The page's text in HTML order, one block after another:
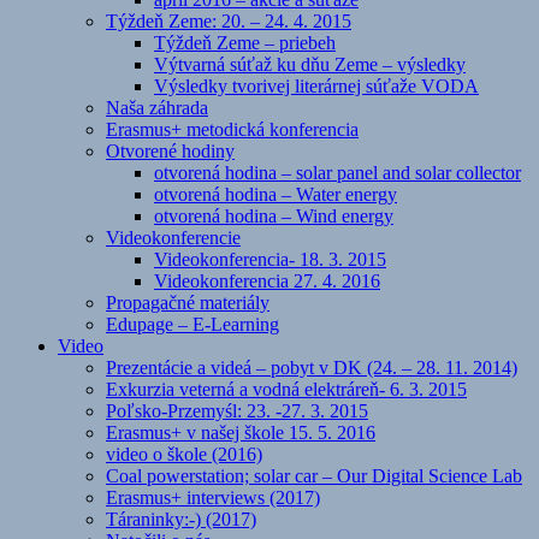
Týždeň Zeme: 20. – 24. 4. 2015
Týždeň Zeme – priebeh
Výtvarná súťaž ku dňu Zeme – výsledky
Výsledky tvorivej literárnej súťaže VODA
Naša záhrada
Erasmus+ metodická konferencia
Otvorené hodiny
otvorená hodina – solar panel and solar collector
otvorená hodina – Water energy
otvorená hodina – Wind energy
Videokonferencie
Videokonferencia- 18. 3. 2015
Videokonferencia 27. 4. 2016
Propagačné materiály
Edupage – E-Learning
Video
Prezentácie a videá – pobyt v DK (24. – 28. 11. 2014)
Exkurzia veterná a vodná elektráreň- 6. 3. 2015
Poľsko-Przemyśl: 23. -27. 3. 2015
Erasmus+ v našej škole 15. 5. 2016
video o škole (2016)
Coal powerstation; solar car – Our Digital Science Lab
Erasmus+ interviews (2017)
Táraninky:-) (2017)